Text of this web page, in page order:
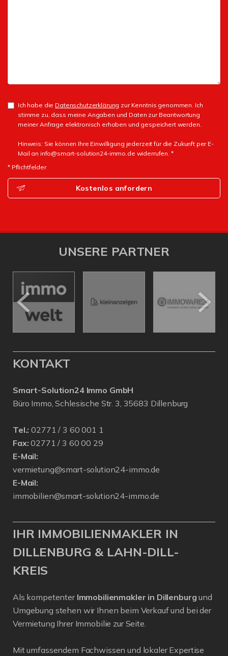
Ich habe die Datenschutzerklärung zur Kenntnis genommen. Ich
stimme zu, dass meine Angaben und Daten zur Beantwortung
meiner Anfrage elektronisch erhoben und gespeichert werden.
Hinweis: Sie können Ihre Einwilligung jederzeit für die Zukunft per E-
Mail an info@smart-solution24-immo.de widerrufen. *
* Pflichtfelder
Kostenlos anfordern
UNSERE PARTNER
KONTAKT
Smart-Solution24 Immo GmbH
Büro Immo, Schlesische Str. 3, 35683 Dillenburg
Tel.: 02771 / 3 60 001 1
Fax: 02771 / 3 60 00 29
E-Mail:
vermietung@smart-solution24-immo.de
E-Mail:
immobilien@smart-solution24-immo.de
IHR IMMOBILIENMAKLER IN
DILLENBURG & LAHN-DILL-
KREIS
Als kompetenter Immobilienmakler in Dillenburg und
Umgebung stehen wir Ihnen beim Verkauf und bei der
Vermietung Ihrer Immobilie zur Seite.
Mit umfassendem Fachwissen und lokaler Expertise